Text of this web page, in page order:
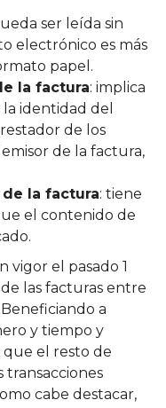
ser leída sin
electrónico es más
papel.
la factura: implica
identidad del
de los
de la factura,
la factura: tiene
el contenido de
vigor el pasado 1
las facturas entre
a
y tiempo y
el resto de
transacciones
cabe destacar,